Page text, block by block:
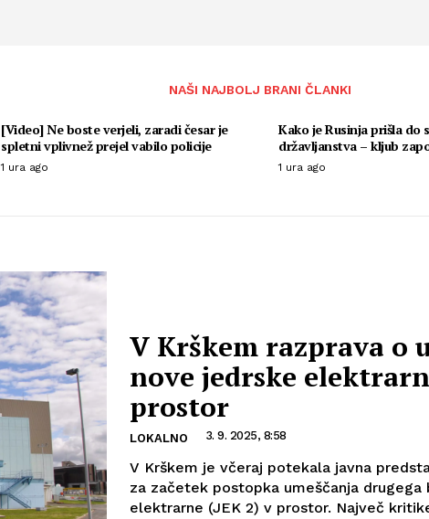
NAŠI NAJBOLJ BRANI ČLANKI
[Video] Ne boste verjeli, zaradi česar je
spletni vplivnež prejel vabilo policije
1 ura ago
Kako je Rusinja prišla do
državljanstva – kljub
1 ura ago
V Krškem razprava o
nove jedrske
prostor
LOKALNO 3. 9. 2025, 8:58
V Krškem je včeraj potekala javna
za začetek postopka umeščanja drugega
elektrarne (JEK 2) v prostor. Največ